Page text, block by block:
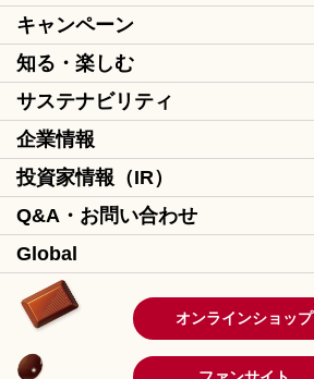
キャンペーン
知る・楽しむ
サステナビリティ
企業情報
投資家情報（IR）
Q&A・お問い合わせ
Global
オンラインショップ